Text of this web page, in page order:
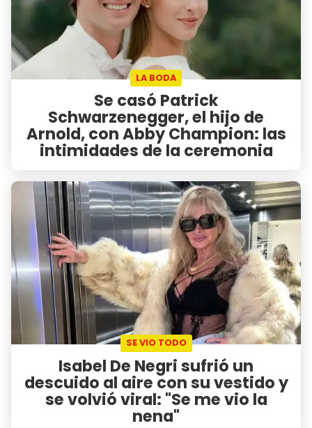
LA BODA
Se casó Patrick
Schwarzenegger, el hijo de
Arnold, con Abby Champion: las
intimidades de la ceremonia
SE VIO TODO
Isabel De Negri sufrió un
descuido al aire con su vestido y
se volvió viral: "Se me vio la
nena"